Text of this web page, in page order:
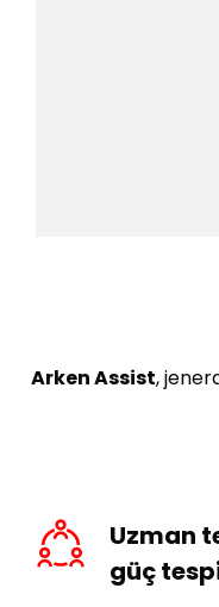
Arken Assist,
Uzman
güç